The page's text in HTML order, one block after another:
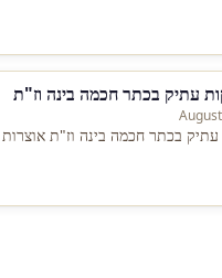
71. ספקות עתיק בכתר חכמה בינה וז"ת אוצרות